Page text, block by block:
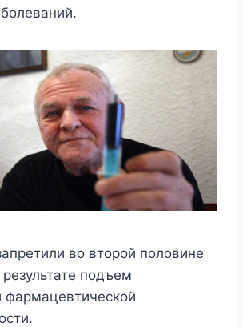
во второй половине
подъем
фармацевтической